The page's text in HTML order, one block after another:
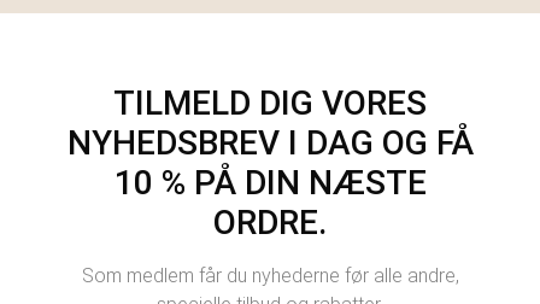
TILMELD DIG VORES
NYHEDSBREV I DAG OG FÅ
10 % PÅ DIN NÆSTE
ORDRE.
Som medlem får du nyhederne før alle andre,